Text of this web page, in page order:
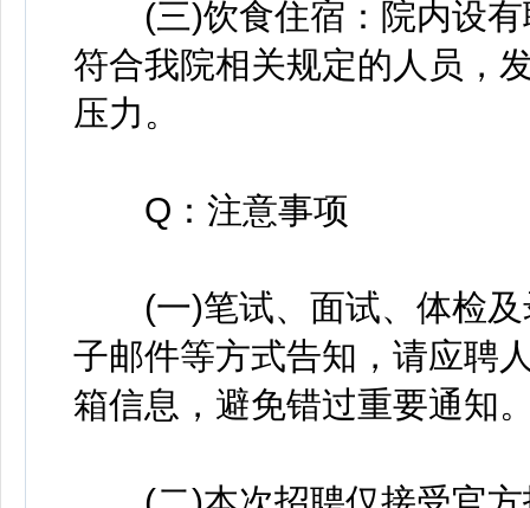
(三)饮食住宿：院内设有
符合我院相关规定的人员，
压力。
Q：注意事项
(一)笔试、面试、体检及
子邮件等方式告知，请应聘
箱信息，避免错过重要通知